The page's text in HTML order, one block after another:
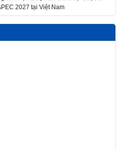
Lễ trao giải Cuộc thi sáng tác